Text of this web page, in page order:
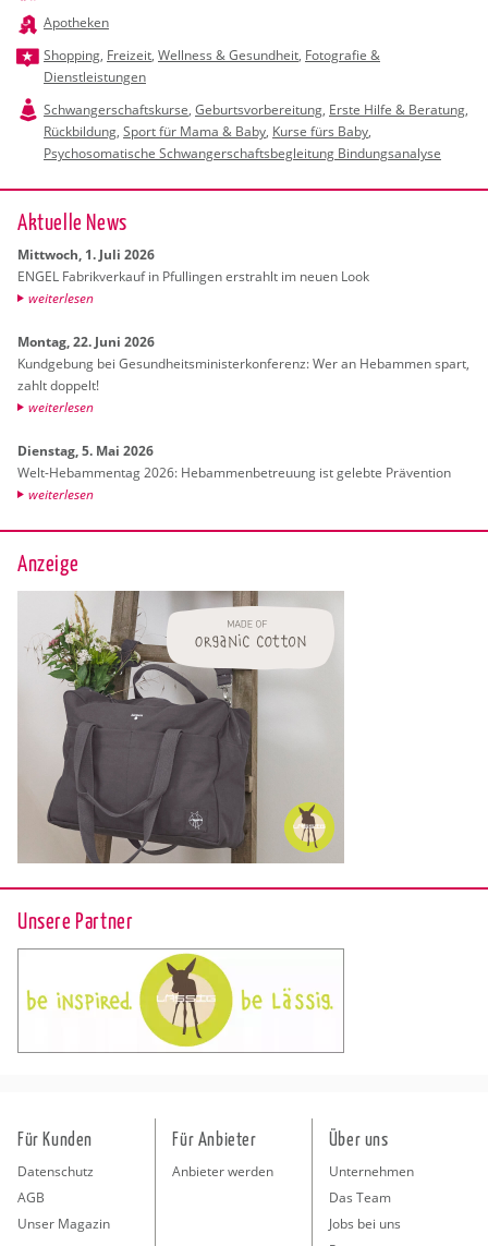
Apotheken
Shopping, Freizeit, Wellness & Gesundheit, Fotografie &
Dienstleistungen
Schwangerschaftskurse, Geburtsvorbereitung, Erste Hilfe & Beratung,
Rückbildung, Sport für Mama & Baby, Kurse fürs Baby,
Psychosomatische Schwangerschaftsbegleitung Bindungsanalyse
Ak­tu­el­le News
Mitt­woch, 1. Juli 2026
ENGEL Fa­brik­ver­kauf in Pful­lin­gen er­strahlt im neuen Look
wei­ter­le­sen
Mon­tag, 22. Juni 2026
Kund­ge­bung bei Ge­sund­heits­mi­nis­ter­kon­fe­renz: Wer an Heb­am­men spart,
zahlt dop­pelt!
wei­ter­le­sen
Diens­tag, 5. Mai 2026
Welt-Heb­am­men­tag 2026: Heb­am­men­be­treu­ung ist ge­leb­te Prä­ven­ti­on
wei­ter­le­sen
Anzeige
Unsere Partner
Für Kunden
Datenschutz
AGB
Unser Magazin
Für Anbieter
Anbieter werden
Über uns
Unternehmen
Das Team
Jobs bei uns